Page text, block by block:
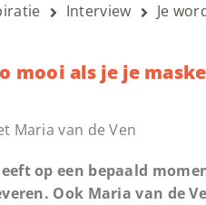
Interview Je
mooi als je je
Maria van de Ven
op een bepaald
Ook Maria van de